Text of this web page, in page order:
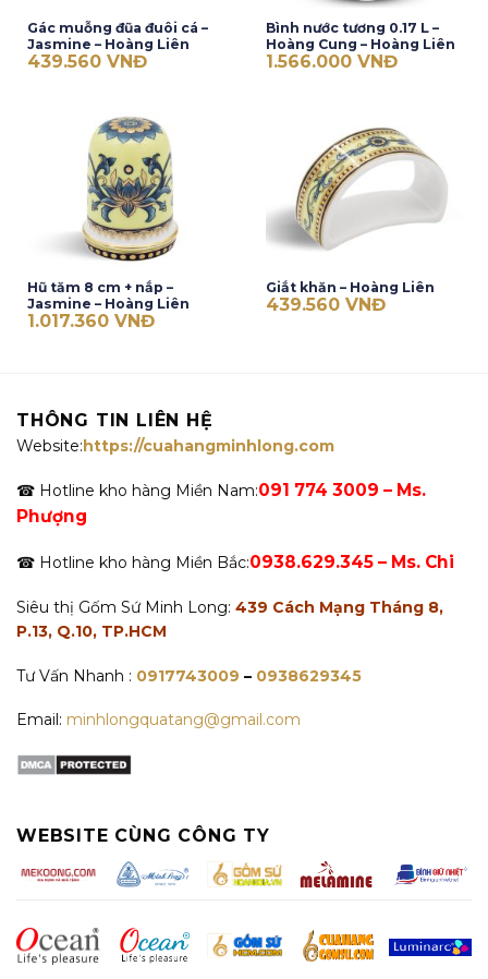
Gác muỗng đũa đuôi cá –
Jasmine – Hoàng Liên
439.560 VNĐ
Bình nước tương 0.17 L –
Hoàng Cung – Hoàng Liên
1.566.000 VNĐ
Hũ tăm 8 cm + nắp –
Jasmine – Hoàng Liên
1.017.360 VNĐ
Giắt khăn – Hoàng Liên
439.560 VNĐ
THÔNG TIN LIÊN HỆ
Website:https://cuahangminhlong.com
☎ Hotline kho hàng Miền Nam:091 774 3009 – Ms.
Phượng
☎ Hotline kho hàng Miền Bắc:0938.629.345 – Ms. Chi
Siêu thị Gốm Sứ Minh Long: 439 Cách Mạng Tháng 8,
P.13, Q.10, TP.HCM
Tư Vấn Nhanh : 0917743009 – 0938629345
Email: minhlongquatang@gmail.com
WEBSITE CÙNG CÔNG TY